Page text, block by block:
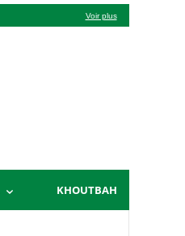
Voir plus
KHOUTBAH